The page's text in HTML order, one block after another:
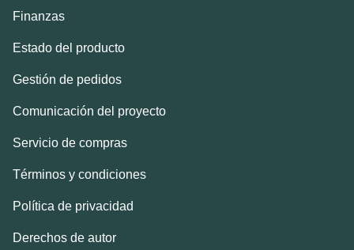
Finanzas
Estado del producto
Gestión de pedidos
Comunicación del proyecto
Servicio de compras
Términos y condiciones
Política de privacidad
Derechos de autor